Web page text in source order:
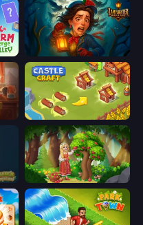
Lamplighter: Merge & Magic
Castle Craft
Northern Merge